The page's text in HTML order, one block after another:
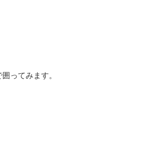
ってみます。